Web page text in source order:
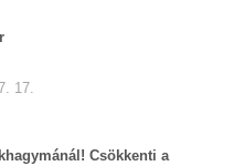
17.
Csökkenti a